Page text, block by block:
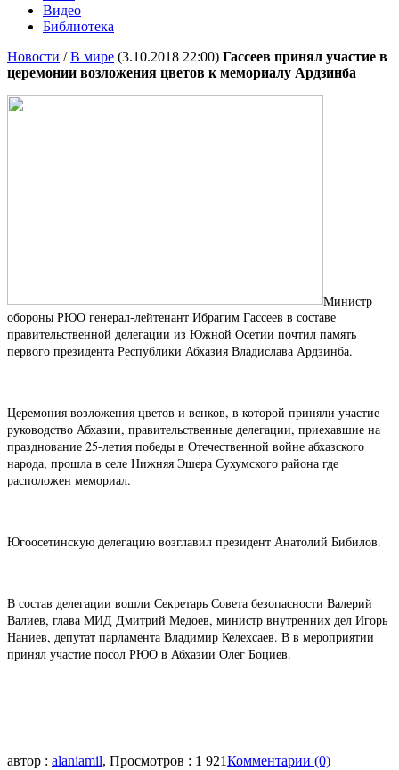
Видео
Библиотека
Новости /В мире (3.10.2018 22:00) Гассеев принял участие в
церемонии возложения цветов к мемориалу Ардзинба
Министр
обороны РЮО генерал-лейтенант Ибрагим Гассеев в составе
правительственной делегации из Южной Осетии почтил память
первого президента Республики Абхазия Владислава Ардзинба.
Церемония возложения цветов и венков, в которой приняли участие
руководство Абхазии, правительственные делегации, приехавшие на
празднование 25-летия победы в Отечественной войне абхазского
народа, прошла в селе Нижняя Эшера Сухумского района где
расположен мемориал.
Югоосетинскую делегацию возглавил президент Анатолий Бибилов.
В состав делегации вошли Секретарь Совета безопасности Валерий
Валиев, глава МИД Дмитрий Медоев, министр внутренних дел Игорь
Наниев, депутат парламента Владимир Келехсаев. В в мероприятии
принял участие посол РЮО в Абхазии Олег Боциев.
автор : alaniamil, Просмотров : 1 921Комментарии (0)